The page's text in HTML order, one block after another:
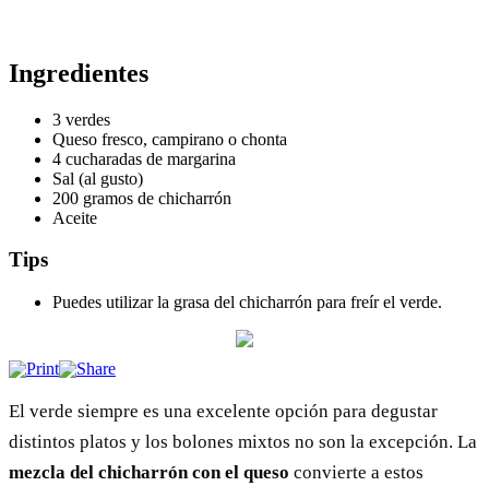
Ingredientes
3 verdes
Queso fresco, campirano o chonta
4 cucharadas de margarina
Sal (al gusto)
200 gramos de chicharrón
Aceite
Tips
Puedes utilizar la grasa del chicharrón para freír el verde.
El verde siempre es una excelente opción para degustar
distintos platos y los bolones mixtos no son la excepción. La
mezcla del chicharrón con el queso convierte a estos